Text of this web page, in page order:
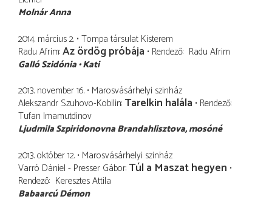
Molnár Anna
2014. március 2. Tompa társulat Kisterem
Radu Afrim Az ördög próbája Rendező Radu Afrim
Galló Szidónia Kati
2013. november 16. Marosvásárhelyi szinház
Alekszandr Szuhovo-Kobilin Tarelkin halála Rendező
Tufan Imamutdinov
Ljudmila Szpiridonovna Brandahlisztova mosóné
2013. október 12. Marosvásárhelyi szinház
Varró Dániel - Presser Gábor Túl a Maszat hegyen
Rendező Keresztes Attila
Babaarcú Démon